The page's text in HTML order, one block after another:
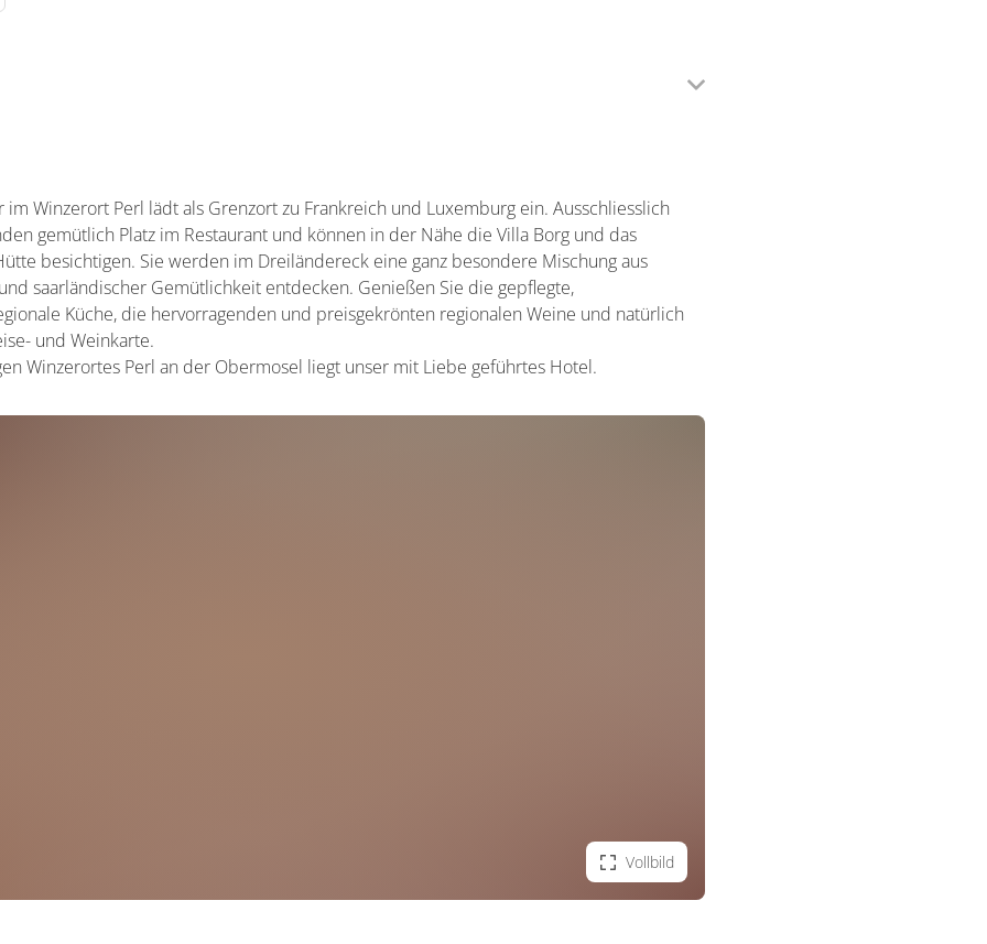
Winzerort Perl lädt als Grenzort zu Frankreich und Luxemburg ein. Ausschliesslich
gemütlich Platz im Restaurant und können in der Nähe die Villa Borg und das
besichtigen. Sie werden im Dreiländereck eine ganz besondere Mischung aus
saarländischer Gemütlichkeit entdecken. Genießen Sie die gepflegte,
Küche, die hervorragenden und preisgekrönten regionalen Weine und natürlich
und Weinkarte.
Winzerortes Perl an der Obermosel liegt unser mit Liebe geführtes Hotel.
Vollbild